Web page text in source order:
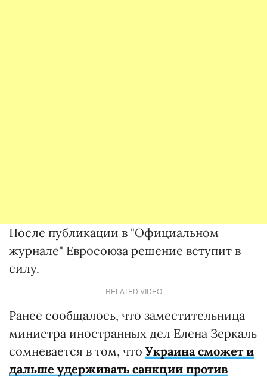
После публикации в "Официальном
журнале" Евросоюза решение вступит в
силу.
RELATED VIDEO
Ранее сообщалось, что заместительница
министра иностранных дел Елена Зеркаль
сомневается в том, что Украина сможет и
дальше удерживать санкции против